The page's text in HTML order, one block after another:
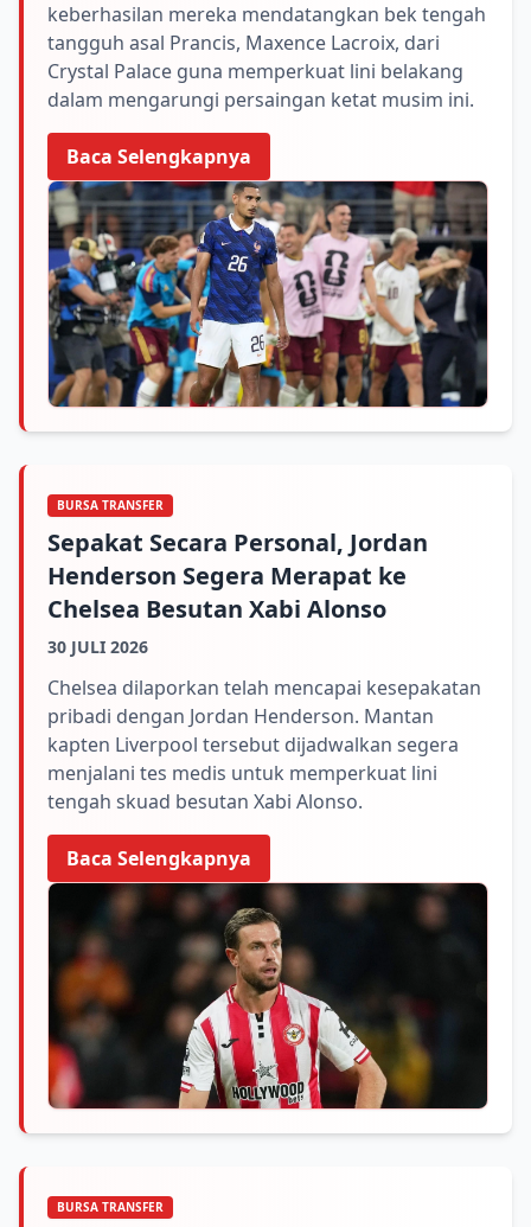
keberhasilan mereka mendatangkan bek tengah
tangguh asal Prancis, Maxence Lacroix, dari
Crystal Palace guna memperkuat lini belakang
dalam mengarungi persaingan ketat musim ini.
Baca Selengkapnya
BURSA TRANSFER
Sepakat Secara Personal, Jordan
Henderson Segera Merapat ke
Chelsea Besutan Xabi Alonso
30 JULI 2026
Chelsea dilaporkan telah mencapai kesepakatan
pribadi dengan Jordan Henderson. Mantan
kapten Liverpool tersebut dijadwalkan segera
menjalani tes medis untuk memperkuat lini
tengah skuad besutan Xabi Alonso.
Baca Selengkapnya
BURSA TRANSFER